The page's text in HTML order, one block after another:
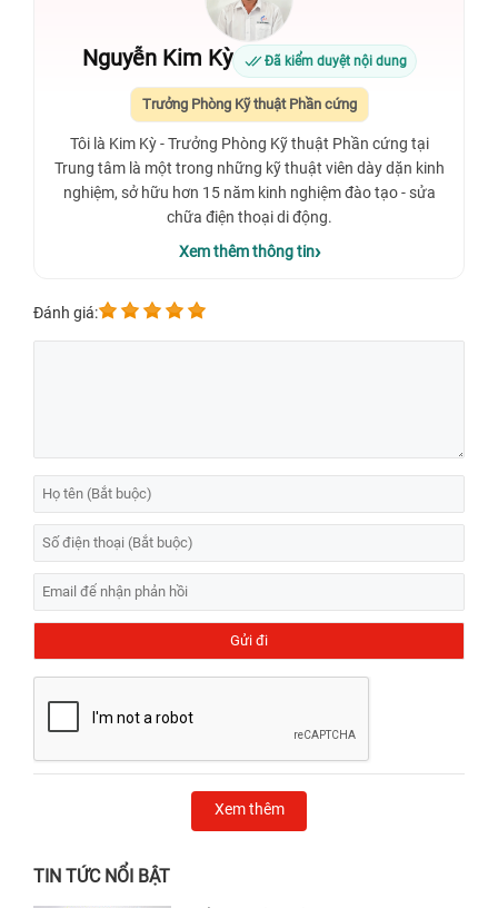
Nguyễn Kim Kỳ Đã kiểm duyệt nội dung
Trưởng Phòng Kỹ thuật Phần cứng
Tôi là Kim Kỳ - Trưởng Phòng Kỹ thuật Phần cứng tại
Trung tâm là một trong những kỹ thuật viên dày dặn kinh
nghiệm, sở hữu hơn 15 năm kinh nghiệm đào tạo - sửa
chữa điện thoại di động.
Xem thêm thông tin
Đánh giá:
Xem thêm
TIN TỨC NỔI BẬT